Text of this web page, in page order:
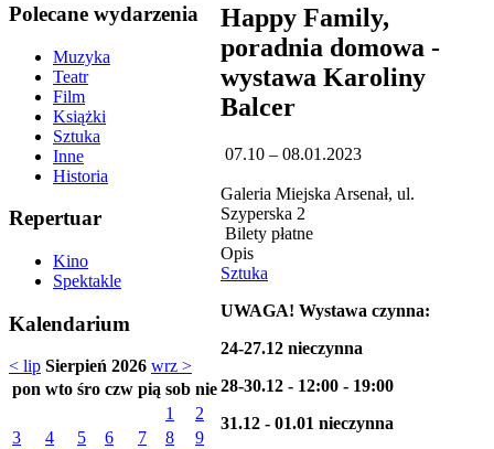
Polecane wydarzenia
Muzyka
Teatr
Film
Książki
Sztuka
Inne
Historia
Repertuar
Kino
Spektakle
Kalendarium
< lip Sierpień 2026 wrz >
pon wto śro czw pią sob nie
1
2
3
4 5 6 7 8
9
Happy Family,
poradnia domowa -
wystawa Karoliny
Balcer
07.10 – 08.01.2023
Galeria Miejska Arsenał, ul.
Szyperska 2
Bilety płatne
Opis
Sztuka
UWAGA! Wystawa czynna:
24-27.12 nieczynna
28-30.12 - 12:00 - 19:00
31.12 - 01.01 nieczynna